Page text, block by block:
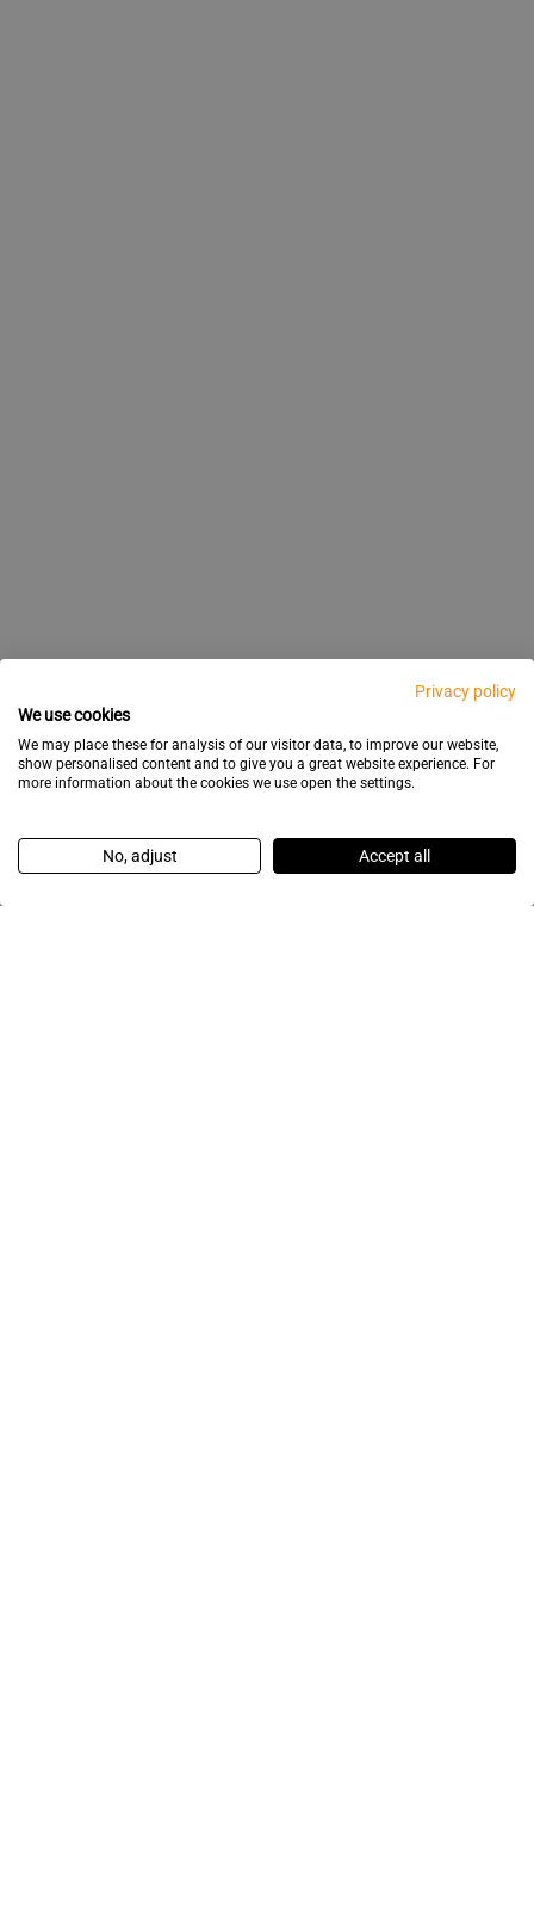
Privacy policy
We use cookies
We may place these for analysis of our visitor data, to improve our website,
show personalised content and to give you a great website experience. For
more information about the cookies we use open the settings.
No, adjust Accept all